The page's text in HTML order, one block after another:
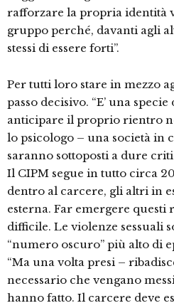
rafforzare la propria identità
gruppo perché, davanti agli
stessi di essere forti”.
Per tutti loro stare in mezzo
passo decisivo. “E’ una
anticipare il proprio rientro
lo psicologo – una società in
saranno sottoposti a dure
Il CIPM segue in tutto circa
dentro al carcere, gli altri in
esterna. Far emergere questi
difficile. Le violenze sessuali
“numero oscuro” più alto di
“Ma una volta presi –
necessario che vengano
hanno fatto. Il carcere deve